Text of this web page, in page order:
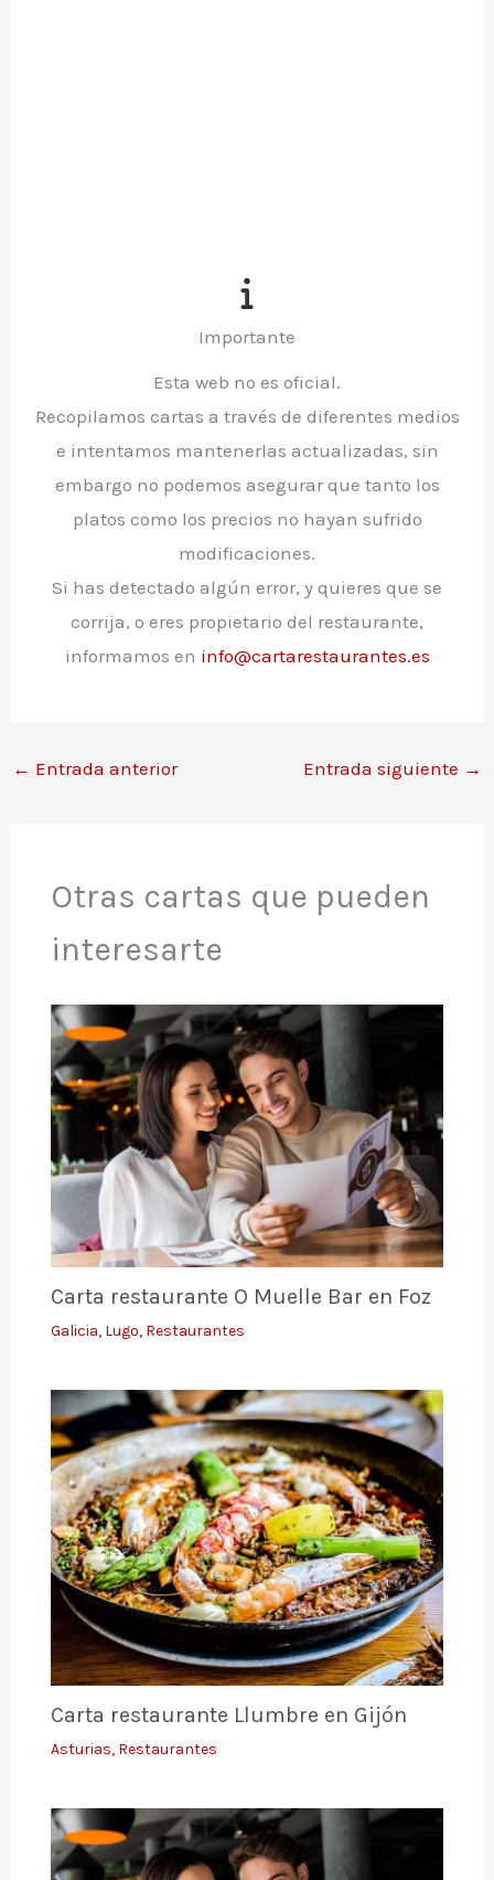
Importante
Esta web no es oficial.
Recopilamos cartas a través de diferentes medios
e intentamos mantenerlas actualizadas, sin
embargo no podemos asegurar que tanto los
platos como los precios no hayan sufrido
modificaciones.
Si has detectado algún error, y quieres que se
corrija, o eres propietario del restaurante,
informamos en info@cartarestaurantes.es
← Entrada anterior Entrada siguiente →
Otras cartas que pueden
interesarte
Carta restaurante O Muelle Bar en Foz
Galicia, Lugo, Restaurantes
Carta restaurante Llumbre en Gijón
Asturias, Restaurantes